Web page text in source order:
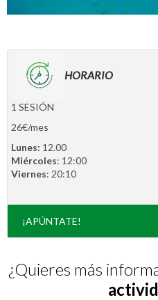
HORARIO
1 SESIÓN
26€/mes
Lunes: 12.00
Miércoles: 12:00
Viernes: 20:10
¡APÚNTATE!
¿Quieres más